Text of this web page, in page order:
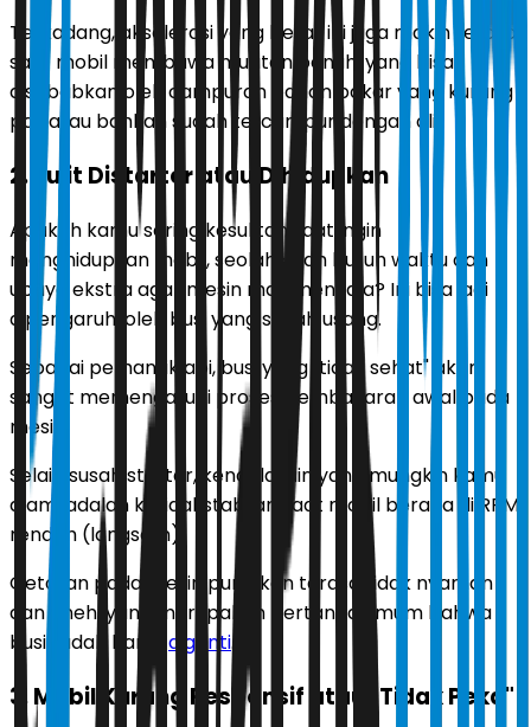
Terkadang, akselerasi yang berat ini juga makin terasa
saat mobil membawa muatan penuh, yang bisa
disebabkan oleh campuran bahan bakar yang kurang
pas atau bahkan sudah tercampur dengan oli.
2. Sulit Distarter atau Dihidupkan
Apakah kamu sering kesulitan saat ingin
menghidupkan mobil, seolah-olah butuh waktu dan
upaya ekstra agar mesin mau menyala? Ini bisa jadi
dipengaruhi oleh busi yang sudah usang.
Sebagai pemantik api, busi yang "tidak sehat" akan
sangat memengaruhi proses pembakaran awal pada
mesin.
Selain susah starter, kendala lain yang mungkin kamu
alami adalah ketidakstabilan saat mobil berada di RPM
rendah (langsam).
Getaran pada mesin pun akan terasa tidak nyaman
dan aneh, yang merupakan pertanda umum bahwa
busi sudah harus diganti.
3. Mobil Kurang Responsif atau "Tidak Peka"